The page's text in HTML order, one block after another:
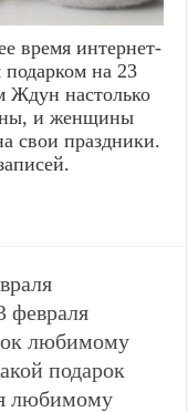
время интернет-
на 23
Ждун настолько
и женщины
свои праздники.
февраля
любимому
подарок
любимому